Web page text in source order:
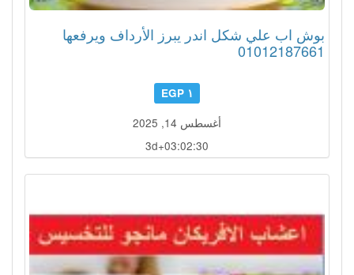
بوش اب علي شكل اندر يبرز الأرداف ويرفعها
01012187661
١ EGP
أغسطس 14, 2025
3d+03:02:27